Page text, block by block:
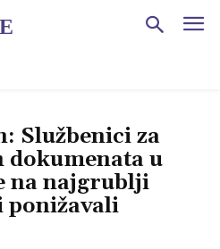
Službenici za
dokumenata u
na najgrublji
ponižavali